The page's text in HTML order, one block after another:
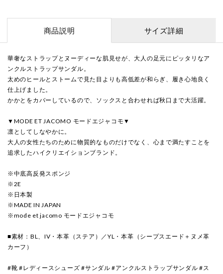
商品説明 サイズ詳細
華奢なストラップとヌーディーな肌見せが、大人の足元にピッタリなア
ンクルストラップサンダル。
太めのヒールとストームで見た目よりも高低差が和らぎ、履き心地良く
仕上げました。
かかとをカバーしているので、ソックスと合わせれば秋口まで大活躍。
▼MODE ET JACOMO モードエジャコモ▼
凛としてしなやかに。
大人の女性たちのために物質的なものだけでなく、心まで満たすことを
追求したハイクリエイションブランド。
※中底高反発スポンジ
※2E
※日本製
※MADE IN JAPAN
※mode et jacomo モードエジャコモ
■素材：BL、IV・本革（ステア）／YL・本革（シープスエード＋ヌメ革
カーフ）
#靴 #レディースシューズ #サンダル #アンクルストラップサンダル #ス